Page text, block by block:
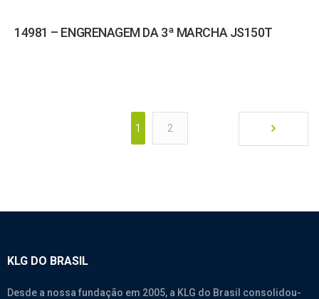
14981 – ENGRENAGEM DA 3ª MARCHA JS150T
1 2
KLG DO BRASIL
Desde a nossa fundação em 2005, a KLG do Brasil consolidou-